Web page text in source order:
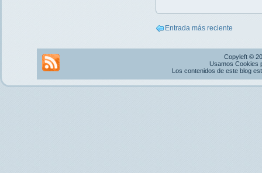
Entrada más reciente
Copyleft ©
Usamos Cookies
Los contenidos de este blog